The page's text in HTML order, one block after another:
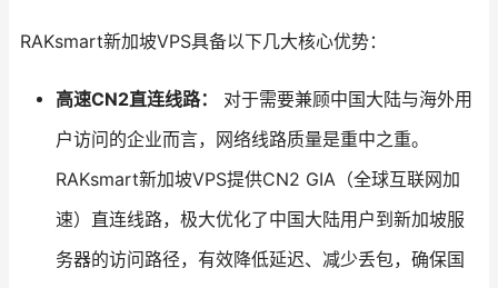
RAKsmart新加坡VPS具备以下几大核心优势：
高速CN2直连线路：
对于需要兼顾中国大陆与海外用
户访问的企业而言，网络线路质量是重中之重。
RAKsmart新加坡VPS提供CN2 GIA（全球互联网加
速）直连线路，极大优化了中国大陆用户到新加坡服
务器的访问路径，有效降低延迟、减少丢包，确保国